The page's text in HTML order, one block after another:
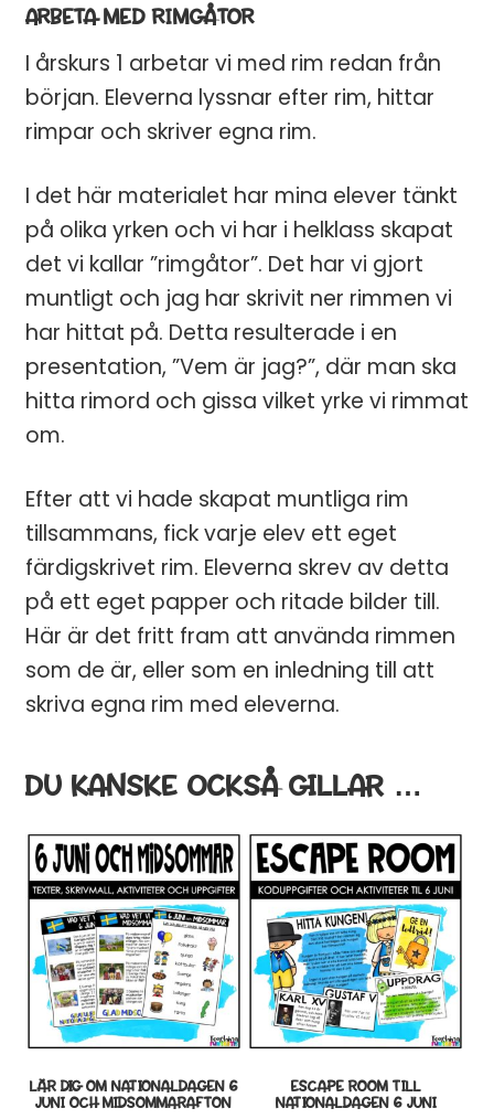
ARBETA MED RIMGÅTOR
I årskurs 1 arbetar vi med rim redan från
början. Eleverna lyssnar efter rim, hittar
rimpar och skriver egna rim.
I det här materialet har mina elever tänkt
på olika yrken och vi har i helklass skapat
det vi kallar ”rimgåtor”. Det har vi gjort
muntligt och jag har skrivit ner rimmen vi
har hittat på. Detta resulterade i en
presentation, ”Vem är jag?”, där man ska
hitta rimord och gissa vilket yrke vi rimmat
om.
Efter att vi hade skapat muntliga rim
tillsammans, fick varje elev ett eget
färdigskrivet rim. Eleverna skrev av detta
på ett eget papper och ritade bilder till.
Här är det fritt fram att använda rimmen
som de är, eller som en inledning till att
skriva egna rim med eleverna.
DU KANSKE OCKSÅ GILLAR …
LÄR DIG OM NATIONALDAGEN 6
JUNI OCH MIDSOMMARAFTON
ESCAPE ROOM TILL
NATIONALDAGEN 6 JUNI
EN BRA START PÅ
LÄSÅRET ✏️
💛 Få ett gratisspelpaketmed 15
lärspel (värde 95 kr)
undervisningsmaterial direkt till
Email
JA, TACK
Genom att anmäla dig samtycker du till att få e-post
från Teaching FUNtastic. Du kan avsluta
prenumerationen när som helst.